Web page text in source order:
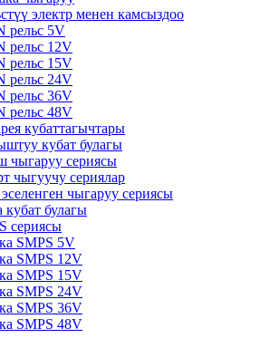
электр менен камсыздоо
рельс 5V
рельс 12V
рельс 15V
рельс 24V
рельс 36V
рельс 48V
кубаттагычтары
кубат булагы
чыгаруу сериясы
чыгуучу сериялар
чыгаруу сериясы
булагы
сериясы
SMPS 5V
SMPS 12V
SMPS 15V
SMPS 24V
SMPS 36V
SMPS 48V